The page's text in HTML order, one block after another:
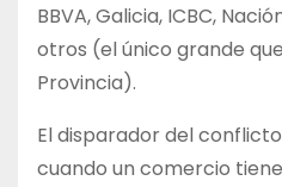
BBVA, Galicia, ICBC,
otros (el único grande
Provincia).
El disparador del
cuando un comercio